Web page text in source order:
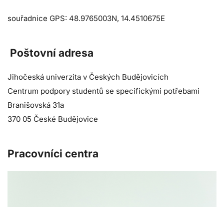
souřadnice GPS: 48.9765003N, 14.4510675E
Poštovní adresa
Jihočeská univerzita v Českých Budějovicích
Centrum podpory studentů se specifickými potřebami
Branišovská 31a
370 05 České Budějovice
Pracovníci centra